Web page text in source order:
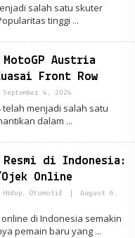
Indomaret
salah satu skuter
tinggi
Austria
Front Row
September 4, 2024By
Indomaret
telah menjadi salah satu
dalam
Resmi di Indonesia:
Online
Hidup, Otomotif
August 6,
di Indonesia semakin
pemain baru yang